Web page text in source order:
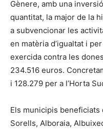
Gènere, amb una
quantitat, la major de la
a subvencionar les
en matèria d’igualtat i
exercida contra les
234.516 euros.
i 128.279 per a l’Horta
Els municipis beneficiats
Sorells, Alboraia,